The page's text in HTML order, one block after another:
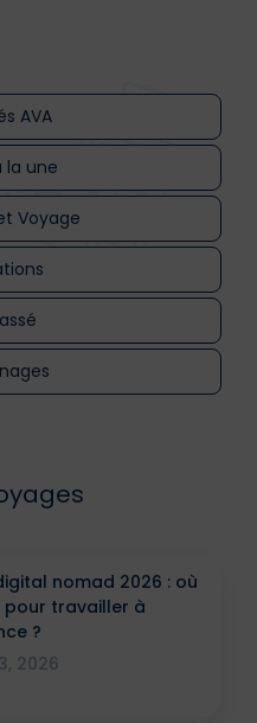
AVA
la une
Voyage
nomad 2026 : où
travailler à
?
2026